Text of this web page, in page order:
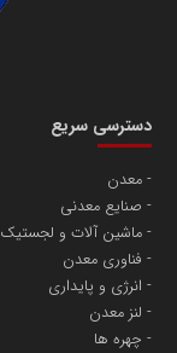
دسترسی سریع
معدن
صنایع معدنی
ماشین آلات و لجستیک
فناوری معدن
انرژی و پایداری
لنز معدن
چهره ها